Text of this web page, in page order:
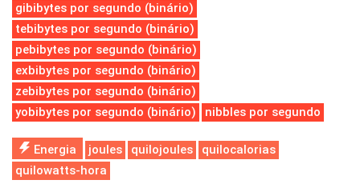
gibibytes por segundo (binário)
tebibytes por segundo (binário)
pebibytes por segundo (binário)
exbibytes por segundo (binário)
zebibytes por segundo (binário)
yobibytes por segundo (binário)
nibbles por segundo
Energia joules quilojoules
quilocalorias
quilowatts-hora